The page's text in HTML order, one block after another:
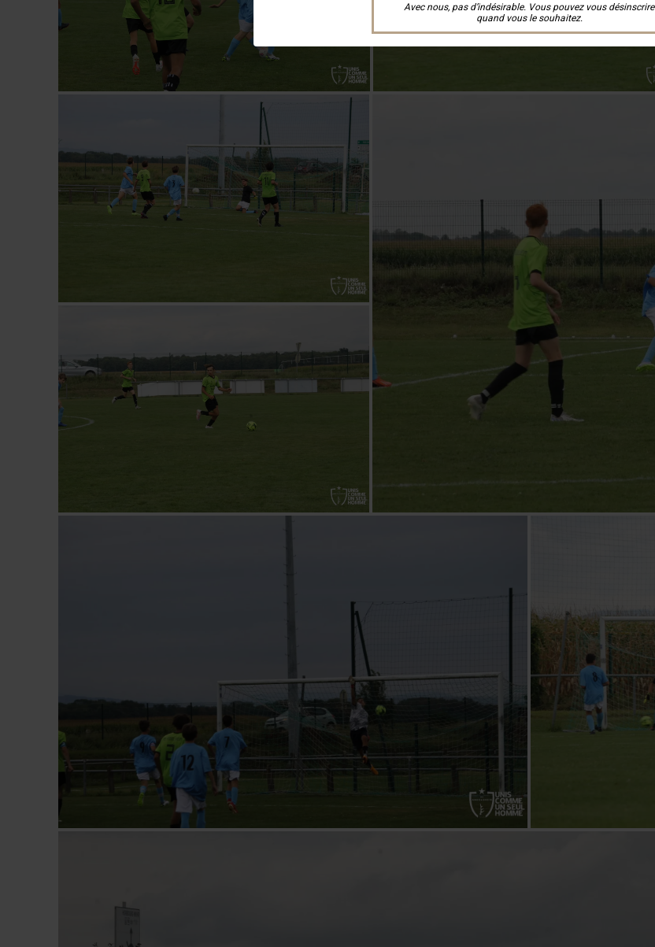
Avec nous, pas d’indésirable. Vous pouvez vous désinscrire
quand vous le souhaitez.